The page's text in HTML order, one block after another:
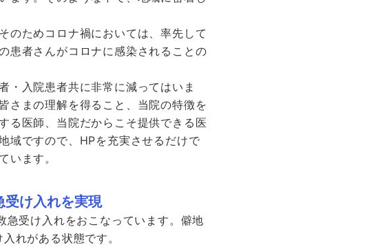
のためコロナ禍においては、率先して
患者さんがコロナに感染されることの
・入院患者共に非常に減ってはいま
さまの理解を得ること、当院の特徴を
る医師、当院だからこそ提供できる医
域ですので、HPを充実させるだけで
います。
け入れを実現
受け入れをおこなっています。僻地
れがある状態です。